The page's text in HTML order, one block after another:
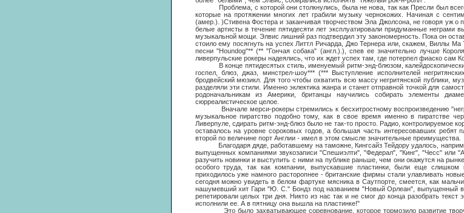
Проблема, с которой они столкнулись, была не нова, так как Пресли был
которые на протяжении многих лет грабили музыку чернокожих. Начиная с
(амер.). )Стивена Фостера и заканчивая творчеством Эла Джолсона, не говоря уж о
белые артисты в течение пятидесяти лет эксплуатировали придуманные
музыкальной мощи. Элвис лишний раз подтвердил эту закономерность. Пока он
стоило ему посягнуть на успех Литтл Ричарда, Джо Тернера или, скажем, Виллы Ма
песни "Houndog"** (** "Гончая собака" (англ.).), спев ее значительно лучше
ливерпульские рокеры надеялись, что их ждет успех там, где потерпел фиаско сам
В конце пятидесятых стиль, именуемый ритм-энд-блюзом, калейдоскопически
госпел, блюз, джаз, минстрел-шоу*** (*** Выступление исполнителей
бродвейский мюзикл. Для того чтобы охватить всю массу негритянской публики,
разделяли эти стили. Именно эклектика жанра и станет отправной точкой для
родоначальникам из Америки, британцы научились собирать элементы
сюрреалистическое целое.
Вначале мерси-рокеры стремились к бесхитростному воспроизведению
музыкальное пиратство подобно тому, как в свое время именно в пиратстве
Ливерпуле, сдирать ритм-энд-блюз было не так-то просто. Радио, контролируемое
оставалось на уровне сороковых годов, а большая часть интересовавших ребят
второй по величине порт Англии - имел в этом смысле значительные преимущества.
Благодаря дяде, работавшему на таможне, Кингсайз Тейдору удалось,
выпущенных компаниями звукозаписи "Спешиэлти", "Федерал", "Кинг", "Чесс" или
разучить новинки и выступить с ними на публике раньше, чем они окажутся на
особого труда, так как компании, выпускавшие пластинки, были еще слишком
приходилось уже намного расторопнее - британские фирмы стали улавливать
сегодня можно увидеть в белом фартуке мясника в Саутпорте, смеется, как
нашумевший хит Гари "Ю. С." Бондз под названием "Новый Орлеан", выпущенный
репетировали целых три дня. Никто из нас так и не смог до конца разобрать
исполнили ее. А в пятницу она вышла на пластинке!"
Это было захватывающее соревнование, которое тормозило развитие